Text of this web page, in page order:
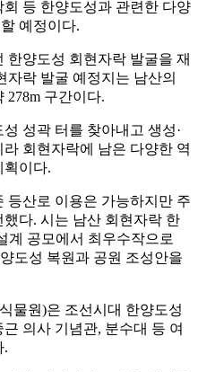
등 한양도성과 관련한 다양
예정이다.
한양도성 회현자락 발굴을 재
자락 발굴 예정지는 남산의
278m 구간이다.
성곽 터를 찾아내고 생성·
회현자락에 남은 다양한 역
획이다.
등산로 이용은 가능하지만 주
다. 시는 남산 회현자락 한
계 공모에서 최우수작으로
도성 복원과 공원 조성안을
물원)은 조선시대 한양도성
의사 기념관, 분수대 등 여
.